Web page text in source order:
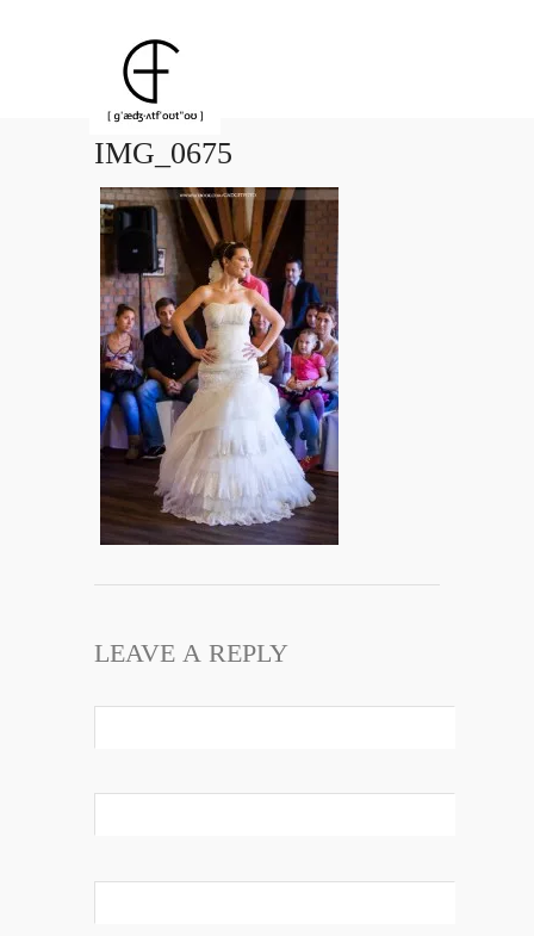
IMG_0675
LEAVE A REPLY